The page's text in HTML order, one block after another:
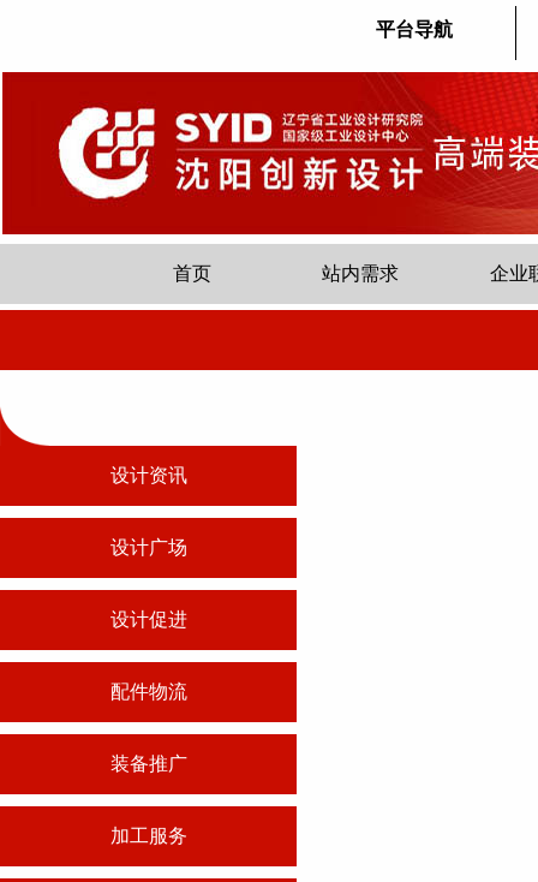
平台导航
首页 站内需求 企业
设计资讯
设计广场
设计促进
配件物流
装备推广
加工服务